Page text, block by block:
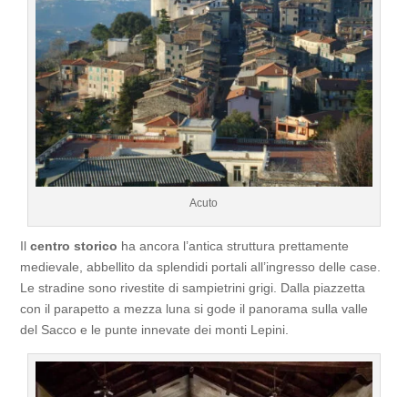
Acuto
Ilcentro storico ha ancora l’antica struttura prettamente
medievale, abbellito da splendidi portali all’ingresso delle case.
Le stradine sono rivestite di sampietrini grigi. Dalla piazzetta
con il parapetto a mezza luna si gode il panorama sulla valle
del Sacco e le punte innevate dei monti Lepini.